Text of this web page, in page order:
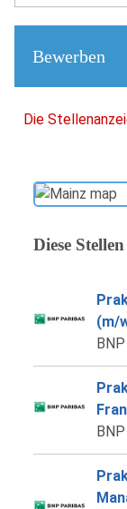
Bewerben
Die
Diese
(m/